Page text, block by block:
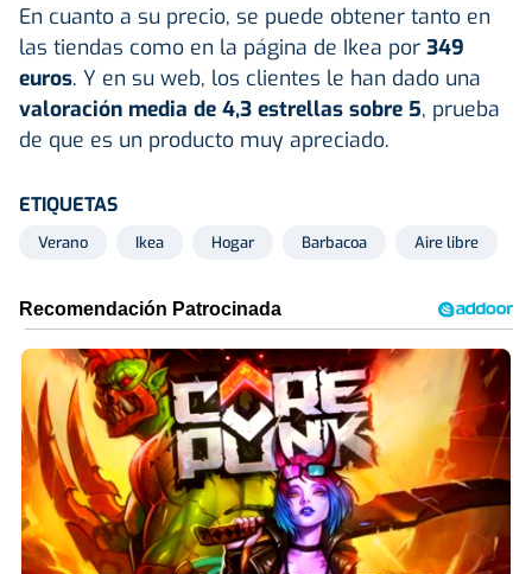
En cuanto a su precio, se puede obtener tanto en
las tiendas como en la página de Ikea por 349
euros. Y en su web, los clientes le han dado una
valoración media de 4,3 estrellas sobre 5, prueba
de que es un producto muy apreciado.
ETIQUETAS
Verano Ikea Hogar Barbacoa Aire libre